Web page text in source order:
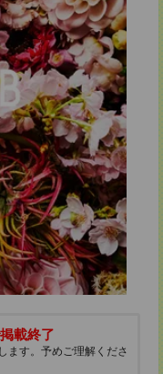
載終了
ます。予めご理解くださ